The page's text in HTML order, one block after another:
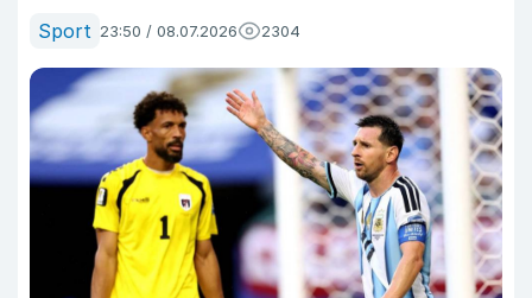
Sport 23:50 / 08.07.2026 2304